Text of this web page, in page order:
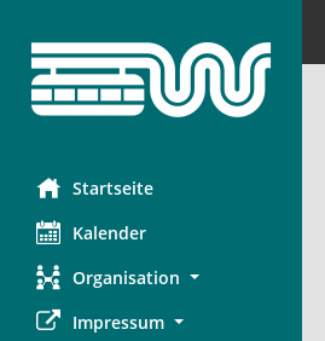
Startseite
Kalender
Organisation
Impressum